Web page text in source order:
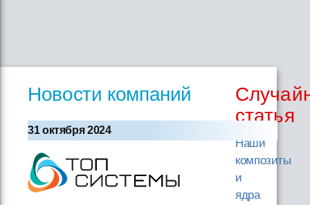
Новости компаний
31 октября 2024
статья
Наши
композиты
и
ядра